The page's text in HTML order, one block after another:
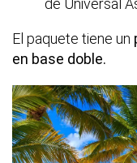
de Universal
El paquete tiene un
en base doble.